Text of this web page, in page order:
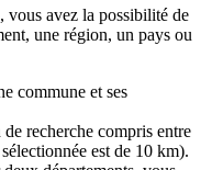
vous avez la possibilité de
une région, un pays ou
commune et ses
recherche compris entre
est de 10 km).